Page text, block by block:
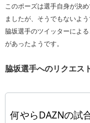
このポーズは選手自身が決
ましたが、そうでもないよ
脇坂選手のツイッターによ
があったようです。
脇坂選手へのリクエス
何やらDAZNの試